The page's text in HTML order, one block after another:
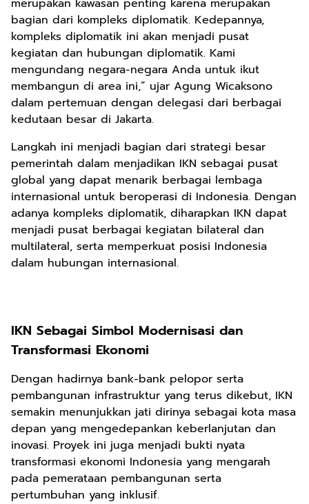
merupakan kawasan penting karena merupakan
bagian dari kompleks diplomatik. Kedepannya,
kompleks diplomatik ini akan menjadi pusat
kegiatan dan hubungan diplomatik. Kami
mengundang negara-negara Anda untuk ikut
membangun di area ini,” ujar Agung Wicaksono
dalam pertemuan dengan delegasi dari berbagai
kedutaan besar di Jakarta.
Langkah ini menjadi bagian dari strategi besar
pemerintah dalam menjadikan IKN sebagai pusat
global yang dapat menarik berbagai lembaga
internasional untuk beroperasi di Indonesia. Dengan
adanya kompleks diplomatik, diharapkan IKN dapat
menjadi pusat berbagai kegiatan bilateral dan
multilateral, serta memperkuat posisi Indonesia
dalam hubungan internasional.
IKN Sebagai Simbol Modernisasi dan
Transformasi Ekonomi
Dengan hadirnya bank-bank pelopor serta
pembangunan infrastruktur yang terus dikebut, IKN
semakin menunjukkan jati dirinya sebagai kota masa
depan yang mengedepankan keberlanjutan dan
inovasi. Proyek ini juga menjadi bukti nyata
transformasi ekonomi Indonesia yang mengarah
pada pemerataan pembangunan serta
pertumbuhan yang inklusif.